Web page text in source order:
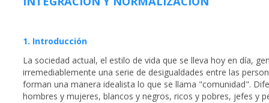
1. Introducción
La sociedad actual, el estilo de vida que se lleva hoy en día,
irremediablemente una serie de desigualdades entre las
forman una manera idealista lo que se llama "comunidad".
hombres y mujeres, blancos y negros, ricos y pobres, jefes y